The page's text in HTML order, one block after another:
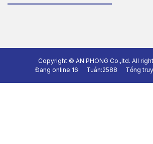
Copyright © AN PHONG Co.,ltd. All
Đang online:16 Tuần:2588 Tổng